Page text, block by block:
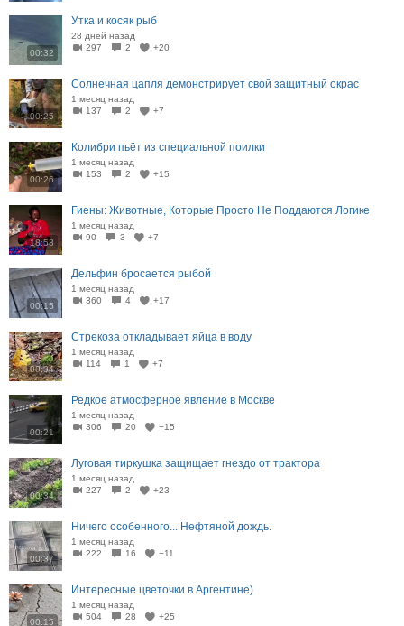
00:32
Утка и косяк рыб
28 дней назад
297
2 +20
00:25
Солнечная цапля демонстрирует свой защитный окрас
1 месяц назад
137
2 +7
00:26
Колибри пьёт из специальной поилки
1 месяц назад
153
2 +15
18:58
Гиены: Животные, Которые Просто Не Поддаются Логике
1 месяц назад
90
3 +7
00:15
Дельфин бросается рыбой
1 месяц назад
360
4 +17
00:34
Стрекоза откладывает яйца в воду
1 месяц назад
114
1 +7
00:21
Редкое атмосферное явление в Москве
1 месяц назад
306
20 −15
00:34
Луговая тиркушка защищает гнездо от трактора
1 месяц назад
227
2 +23
00:37
Ничего особенного... Нефтяной дождь.
1 месяц назад
222
16 −11
00:15
Интересные цветочки в Аргентине)
1 месяц назад
504
28 +25